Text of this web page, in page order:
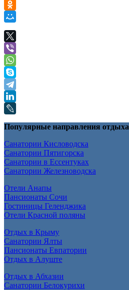
Популярные направления отдыха
Санатории Кисловодска
Санатории Пятигорска
Санатории в Ессентуках
Санатории Железноводска
Отели Анапы
Пансионаты Сочи
Гостиницы Геленджика
Отели Красной поляны
Отдых в Крыму
Санатории Ялты
Пансионаты Евпатории
Отдых в Алуште
Отдых в Абхазии
Санатории Белокурихи